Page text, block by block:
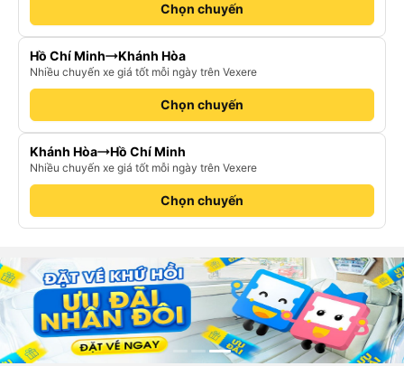
Chọn chuyến
Hồ Chí Minh Khánh Hòa
Nhiều chuyến xe giá tốt mỗi ngày trên Vexere
Chọn chuyến
Khánh Hòa Hồ Chí Minh
Nhiều chuyến xe giá tốt mỗi ngày trên Vexere
Chọn chuyến